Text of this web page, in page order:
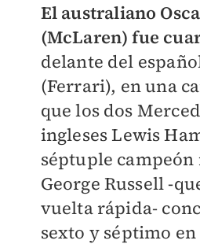
El australiano
(McLaren) fue
delante del
(Ferrari), en una
que los dos
ingleses Lewis
séptuple
George Russell -
vuelta rápida-
sexto y séptimo